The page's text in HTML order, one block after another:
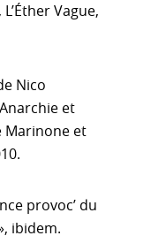
Vague,
Nico
et
Marinone et
provoc’ du
ibidem.